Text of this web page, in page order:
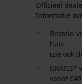
Officieel
Informatie
Besteld
huis.
(zie ook
GRATIS*
vanaf